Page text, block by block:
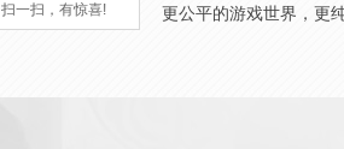
扫一扫，有惊喜!
更公平的游戏世界，更